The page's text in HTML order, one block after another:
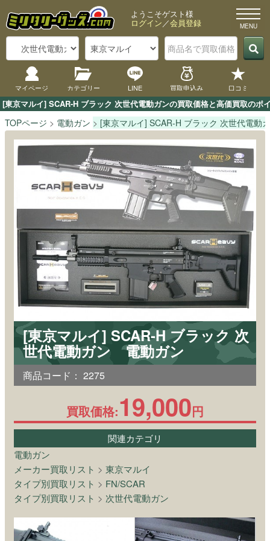
[東京マルイ] SCAR-H ブラック 次世代電動ガンの買取価格と高価買取の
ようこそゲスト様
ログイン／会員登録
マイページ カテゴリー LINE 買取申込み 口コミ
TOPページ 電動ガン [東京マルイ] SCAR-H ブラック 次世代電動
[東京マルイ] SCAR-H ブラック 次
世代電動ガン 電動ガン
商品コード： 2275
買取価格:19,000円
関連カテゴリ
電動ガン
メーカー買取リスト > 東京マルイ
タイプ別買取リスト > FN/SCAR
タイプ別買取リスト > 次世代電動ガン